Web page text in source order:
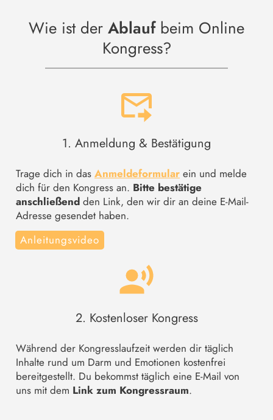
Wie ist der Ablaufbeim Online
Kongress?
1. Anmeldung & Bestätigung
Trage dich in das Anmeldeformular ein und melde
dich für den Kongress an. Bitte bestätige
anschließend den Link, den wir dir an deine E-Mail-
Adresse gesendet haben.
Anleitungsvideo
2. Kostenloser Kongress
Während der Kongresslaufzeit werden dir täglich
Inhalte rund um Darm und Emotionen kostenfrei
bereitgestellt. Du bekommst täglich eine E-Mail von
uns mit dem Link zum Kongressraum.